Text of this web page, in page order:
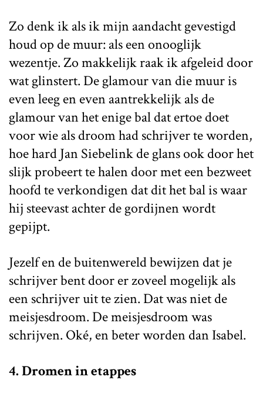
Zo denk ik als ik mijn aandacht gevestigd
houd op de muur: als een onooglijk
wezentje. Zo makkelijk raak ik afgeleid door
wat glinstert. De glamour van die muur is
even leeg en even aantrekkelijk als de
glamour van het enige bal dat ertoe doet
voor wie als droom had schrijver te worden,
hoe hard Jan Siebelink de glans ook door het
slijk probeert te halen door met een bezweet
hoofd te verkondigen dat dit het bal is waar
hij steevast achter de gordijnen wordt
gepijpt.
Jezelf en de buitenwereld bewijzen dat je
schrijver bent door er zoveel mogelijk als
een schrijver uit te zien. Dat was niet de
meisjesdroom. De meisjesdroom was
schrijven. Oké, en beter worden dan Isabel.
4. Dromen in etappes